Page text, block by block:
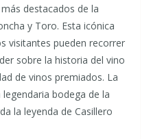
destacados de la
y Toro. Esta icónica
visitantes pueden recorrer
sobre la historia del vino
de vinos premiados. La
bodega de la
la leyenda de Casillero